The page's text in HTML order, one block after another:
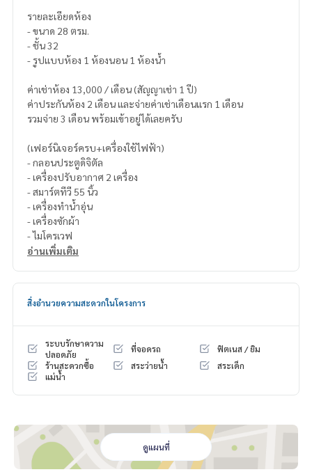
รายละเอียดห้อง
- ขนาด 28 ตรม.
- ชั้น 32
- รูปแบบห้อง 1 ห้องนอน 1 ห้องน้ำ
ค่าเช่าห้อง 13,000 / เดือน (สัญญาเช่า 1 ปี)
ค่าประกันห้อง 2 เดือน และจ่ายค่าเช่าเดือนแรก 1 เดือน
รวมจ่าย 3 เดือน พร้อมเข้าอยู่ได้เลยครับ
(เฟอร์นิเจอร์ครบ+เครื่องใช้ไฟฟ้า)
- กลอนประตูดิจิตัล
- เครื่องปรับอากาศ 2 เครื่อง
- สมาร์ตทีวี 55 นิ้ว
- เครื่องทำน้ำอุ่น
- เครื่องซักผ้า
- ไมโครเวฟ
อ่านเพิ่มเติม
สิ่งอำนวยความสะดวกในโครงการ
ระบบรักษาความ
ปลอดภัย
ที่จอดรถ
ฟิตเนส / ยิม
ร้านสะดวกซื้อ
สระว่ายน้ำ
สระเด็ก
แม่น้ำ
ดูแผนที่